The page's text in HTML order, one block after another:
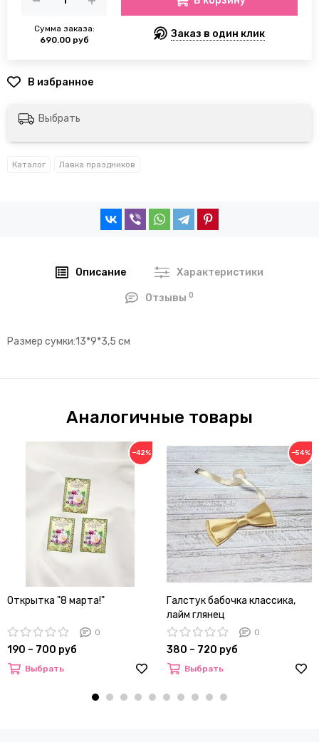
Сумма заказа:
690.00 руб
Заказ в один клик
Выбрать
Каталог Лавка праздников
Описание Характеристики
Отзывы0
Размер сумки:13*9*3,5 см
Аналогичные товары
−42%
Открытка "8 марта!"
0
190 – 700 руб
Выбрать
−54%
Галстук бабочка классика,
лайм глянец
0
380 – 720 руб
Выбрать